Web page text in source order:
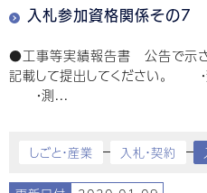
入札参加資格関係その7
●工事等実績報告書 公告で示
記載して提出してください。
・測...
しごと・産業 入札・契約